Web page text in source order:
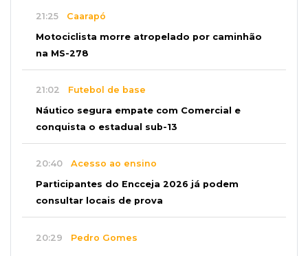
21:25 Caarapó
Motociclista morre atropelado por caminhão
na MS-278
21:02 Futebol de base
Náutico segura empate com Comercial e
conquista o estadual sub-13
20:40 Acesso ao ensino
Participantes do Encceja 2026 já podem
consultar locais de prova
20:29 Pedro Gomes